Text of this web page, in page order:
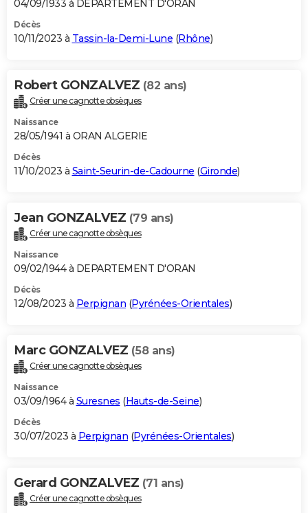
04/09/1933 à DEPARTEMENT D'ORAN
Décès
10/11/2023 à Tassin-la-Demi-Lune (Rhône)
Robert GONZALVEZ (82 ans)
Créer une cagnotte obsèques
Naissance
28/05/1941 à ORAN ALGERIE
Décès
11/10/2023 à Saint-Seurin-de-Cadourne (Gironde)
Jean GONZALVEZ (79 ans)
Créer une cagnotte obsèques
Naissance
09/02/1944 à DEPARTEMENT D'ORAN
Décès
12/08/2023 à Perpignan (Pyrénées-Orientales)
Marc GONZALVEZ (58 ans)
Créer une cagnotte obsèques
Naissance
03/09/1964 à Suresnes (Hauts-de-Seine)
Décès
30/07/2023 à Perpignan (Pyrénées-Orientales)
Gerard GONZALVEZ (71 ans)
Créer une cagnotte obsèques